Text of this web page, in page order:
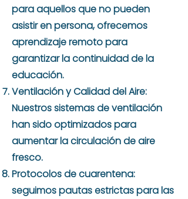
para aquellos que no pueden
asistir en persona, ofrecemos
aprendizaje remoto para
garantizar la continuidad de la
educación.
Ventilación y Calidad del Aire:
Nuestros sistemas de ventilación
han sido optimizados para
aumentar la circulación de aire
fresco.
Protocolos de cuarentena:
seguimos pautas estrictas para las